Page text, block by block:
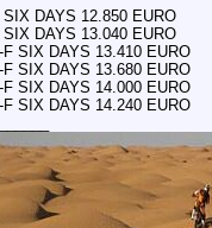
DAYS 12.850 EURO
DAYS 13.040 EURO
F SIX DAYS 13.410 EURO
F SIX DAYS 13.680 EURO
F SIX DAYS 14.000 EURO
F SIX DAYS 14.240 EURO